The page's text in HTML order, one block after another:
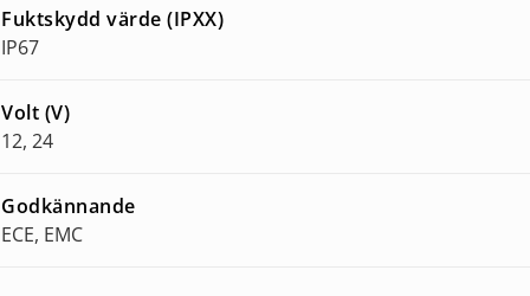
Fuktskydd värde (IPXX)
IP67
Volt (V)
12, 24
Godkännande
ECE, EMC